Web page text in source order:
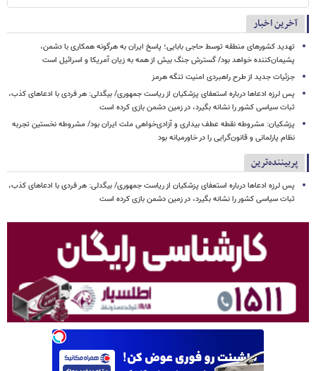
آخرین اخبار
تهدید کشورهای منطقه توسط حاجی بابایی؛ پاسخ ایران به هرگونه همکاری با دشمن،
پشیمان‌کننده خواهد بود/ گسترش جنگ بیش از همه به زیان آمریکا و اسرائیل است
جزئیات جدید از طرح راهبردی امنیت تنگه هرمز
پس لرزه ادعاها درباره استعفای پزشکیان از ریاست جمهوری/ بیگدلی: هر فردی با ادعاهای کذب،
ثبات سیاسی کشور را نشانه بگیرد، در زمین دشمن بازی کرده است
پزشکیان: مشروطه نقطه عطف بیداری و آزادی‌خواهی ملت ایران بود/ مشروطه نخستین تجربه
نظام پارلمانی و قانون‌گرایی را در خاورمیانه بود
پربیننده‌ترین
پس لرزه ادعاها درباره استعفای پزشکیان از ریاست جمهوری/ بیگدلی: هر فردی با ادعاهای کذب،
ثبات سیاسی کشور را نشانه بگیرد، در زمین دشمن بازی کرده است